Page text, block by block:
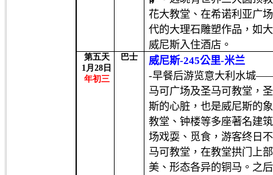
花大教堂、在希诺利亚广
代的大理石雕塑作品，如
威尼斯入住酒店。
第五天
1月28 日
年初三
巴士 威尼斯-245公里-米兰
-早餐后游览意大利水城
马可广场及圣马可教堂，
斯的心脏，也是威尼斯的
教堂、钟楼等多座著名建
场戏耍、觅食，游客终日
马可教堂，在教堂拱门上
美、形态各异的铜马。之